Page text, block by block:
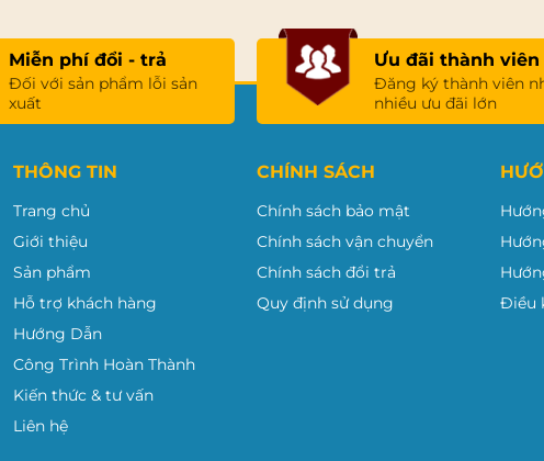
Đông).
Hưng Yên.
Miễn phí đổi - trả
Đối với sản phẩm lỗi sản
xuất
Ưu đãi thành viên
Đăng ký thành viên
nhiều ưu đãi lớn
THÔNG TIN
Trang chủ
Giới thiệu
Sản phẩm
Hỗ trợ khách hàng
Hướng Dẫn
Công Trình Hoàn Thành
Kiến thức & tư vấn
Liên hệ
CHÍNH SÁCH
Chính sách bảo mật
Chính sách vận chuyển
Chính sách đổi trả
Quy định sử dụng
Điều